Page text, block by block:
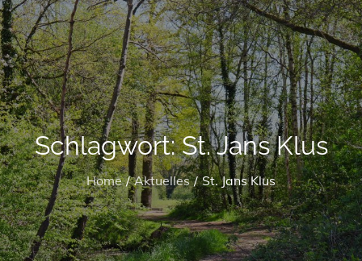
Schlagwort:St. Jans Klus
Home Aktuelles St. Jans Klus